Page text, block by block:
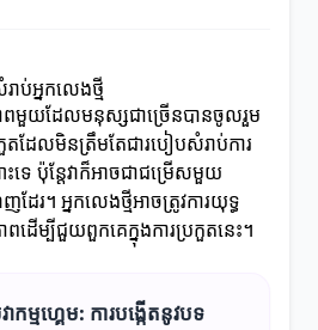
ាប់អ្នកលេងថ្មី
ាពមួយដែលមនុស្សជាច្រើនបានចូលរួម
កួតដែលមិនត្រឹមតែជារបៀបសំរាប់ការ
ប៉ុន្តែវាក៏អាចជាជម្រើសមួយ
ែរ។ អ្នកលេងថ្មីអាចត្រូវការយុទ្ធ
ដើម្បីជួយពួកគេក្នុងការប្រកួតនេះ។
កម្មហ្គេម: ការបង្កើតនូវបទ